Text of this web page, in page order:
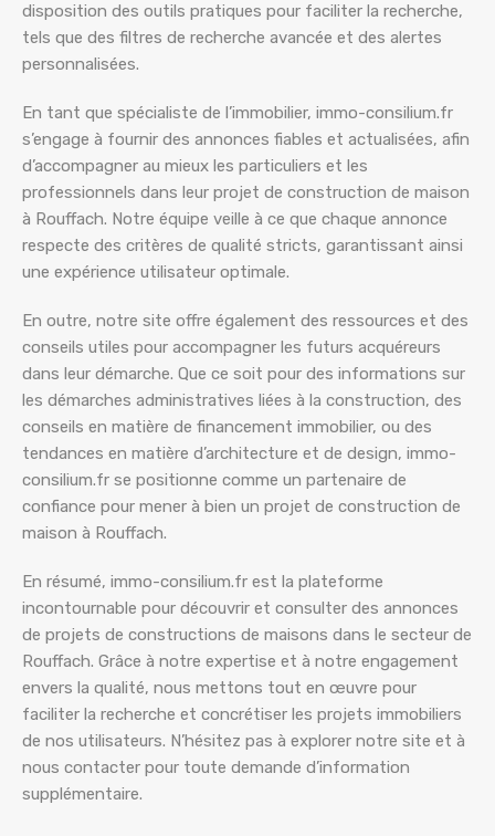
disposition des outils pratiques pour faciliter la recherche,
tels que des filtres de recherche avancée et des alertes
personnalisées.
En tant que spécialiste de l’immobilier, immo-consilium.fr
s’engage à fournir des annonces fiables et actualisées, afin
d’accompagner au mieux les particuliers et les
professionnels dans leur projet de construction de maison
à Rouffach. Notre équipe veille à ce que chaque annonce
respecte des critères de qualité stricts, garantissant ainsi
une expérience utilisateur optimale.
En outre, notre site offre également des ressources et des
conseils utiles pour accompagner les futurs acquéreurs
dans leur démarche. Que ce soit pour des informations sur
les démarches administratives liées à la construction, des
conseils en matière de financement immobilier, ou des
tendances en matière d’architecture et de design, immo-
consilium.fr se positionne comme un partenaire de
confiance pour mener à bien un projet de construction de
maison à Rouffach.
En résumé, immo-consilium.fr est la plateforme
incontournable pour découvrir et consulter des annonces
de projets de constructions de maisons dans le secteur de
Rouffach. Grâce à notre expertise et à notre engagement
envers la qualité, nous mettons tout en œuvre pour
faciliter la recherche et concrétiser les projets immobiliers
de nos utilisateurs. N’hésitez pas à explorer notre site et à
nous contacter pour toute demande d’information
supplémentaire.